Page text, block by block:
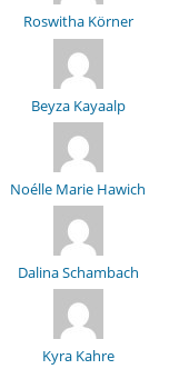
Roswitha Körner
Beyza Kayaalp
Noélle Marie Hawich
Dalina Schambach
Kyra Kahre